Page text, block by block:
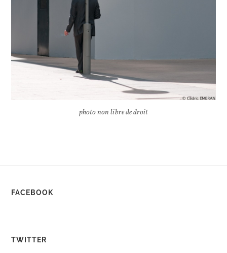
photo non libre de droit
FACEBOOK
TWITTER